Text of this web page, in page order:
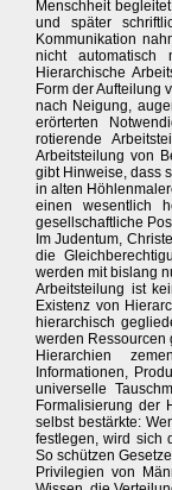
Menschheit
und später
Kommunikation
nicht automatisch
Hierarchische
Form der Aufteilung
nach Neigung,
erörterten
rotierende
Arbeitsteilung von
gibt Hinweise, dass
in alten
einen wesentlich
gesellschaftliche
Im Judentum,
die
werden mit bislang
Arbeitsteilung ist
Existenz von
hierarchisch
werden Ressourcen
Hierarchien
Informationen,
universelle
Formalisierung der
selbst bestärkte:
festlegen, wird sich
So schützen
Privilegien von